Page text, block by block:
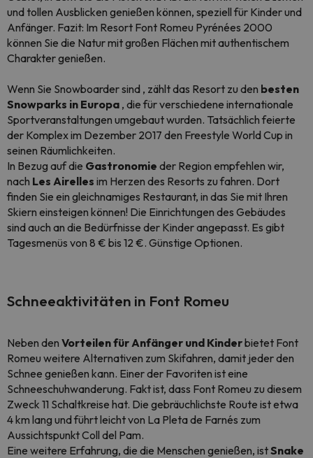
und tollen Ausblicken genießen können, speziell für Kinder und
Anfänger. Fazit: Im Resort Font Romeu Pyrénées 2000
können Sie die Natur mit großen Flächen mit authentischem
Charakter genießen.
Wenn Sie Snowboarder sind , zählt das Resort zu den besten
Snowparks in Europa , die für verschiedene internationale
Sportveranstaltungen umgebaut wurden. Tatsächlich feierte
der Komplex im Dezember 2017 den Freestyle World Cup in
seinen Räumlichkeiten.
In Bezug auf die Gastronomie der Region empfehlen wir,
nach Les Airelles im Herzen des Resorts zu fahren. Dort
finden Sie ein gleichnamiges Restaurant, in das Sie mit Ihren
Skiern einsteigen können! Die Einrichtungen des Gebäudes
sind auch an die Bedürfnisse der Kinder angepasst. Es gibt
Tagesmenüs von 8 € bis 12 €. Günstige Optionen.
Schneeaktivitäten in Font Romeu
Neben den Vorteilen für Anfänger und Kinderbietet Font
Romeu weitere Alternativen zum Skifahren, damit jeder den
Schnee genießen kann. Einer der Favoriten ist eine
Schneeschuhwanderung. Fakt ist, dass Font Romeu zu diesem
Zweck 11 Schaltkreise hat. Die gebräuchlichste Route ist etwa
4 km lang und führt leicht von La Pleta de Farnés zum
Aussichtspunkt Coll del Pam.
Eine weitere Erfahrung, die die Menschen genießen, istSnake